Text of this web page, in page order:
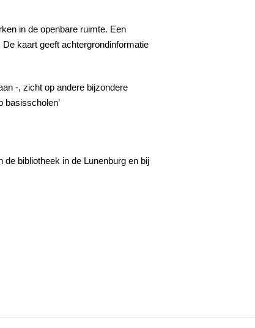
in de openbare ruimte. Een
kaart geeft achtergrondinformatie
-, zicht op andere bijzondere
basisscholen’
bibliotheek in de Lunenburg en bij